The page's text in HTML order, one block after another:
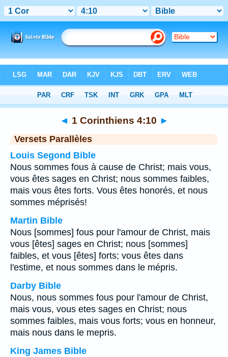
> Chapitre 4 > Verset 10
◄ 1 Corinthiens 4:10 ►
Versets Parallèles
Louis Segond Bible
Nous sommes fous à cause de Christ; mais vous,
vous êtes sages en Christ; nous sommes faibles,
mais vous êtes forts. Vous êtes honorés, et nous
sommes méprisés!
Martin Bible
Nous [sommes] fous pour l'amour de Christ, mais
vous [êtes] sages en Christ; nous [sommes]
faibles, et vous [êtes] forts; vous êtes dans
l'estime, et nous sommes dans le mépris.
Darby Bible
Nous, nous sommes fous pour l'amour de Christ,
mais vous, vous etes sages en Christ; nous
sommes faibles, mais vous forts; vous en honneur,
mais nous dans le mepris.
King James Bible